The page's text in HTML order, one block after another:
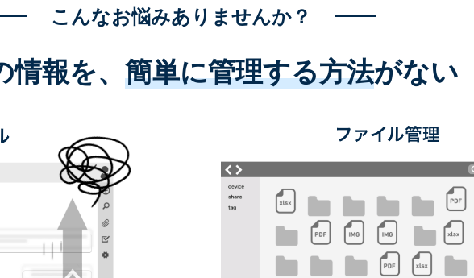
こんなお悩みありませんか？
報を、 簡単に管理する方法がない